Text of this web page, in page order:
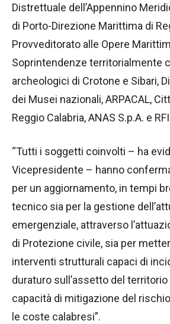
Distrettuale dell’Appennino
di Porto-Direzione Marittima di
Provveditorato alle Opere
Soprintendenze territorialmente
archeologici di Crotone e Sibari,
dei Musei nazionali, ARPACAL,
Reggio Calabria, ANAS S.p.A. e
“Tutti i soggetti coinvolti – ha
Vicepresidente – hanno
per un aggiornamento, in tempi
tecnico sia per la gestione
emergenziale, attraverso
di Protezione civile, sia per
interventi strutturali capaci di
duraturo sull’assetto del
capacità di mitigazione del
le coste calabresi”.